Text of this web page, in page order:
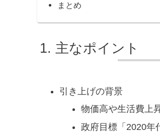
まとめ
主なポイント
引き上げの背景
物価高や生活費上
政府目標「2020年